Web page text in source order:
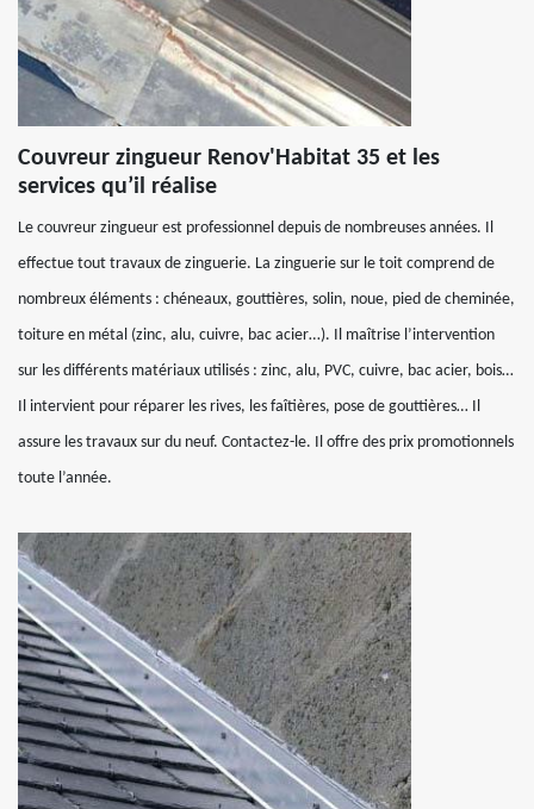
Couvreur zingueur Renov'Habitat 35 et les
services qu’il réalise
Le couvreur zingueur est professionnel depuis de nombreuses années. Il
effectue tout travaux de zinguerie. La zinguerie sur le toit comprend de
nombreux éléments : chéneaux, gouttières, solin, noue, pied de cheminée,
toiture en métal (zinc, alu, cuivre, bac acier…). Il maîtrise l’intervention
sur les différents matériaux utilisés : zinc, alu, PVC, cuivre, bac acier, bois…
Il intervient pour réparer les rives, les faîtières, pose de gouttières… Il
assure les travaux sur du neuf. Contactez-le. Il offre des prix promotionnels
toute l’année.